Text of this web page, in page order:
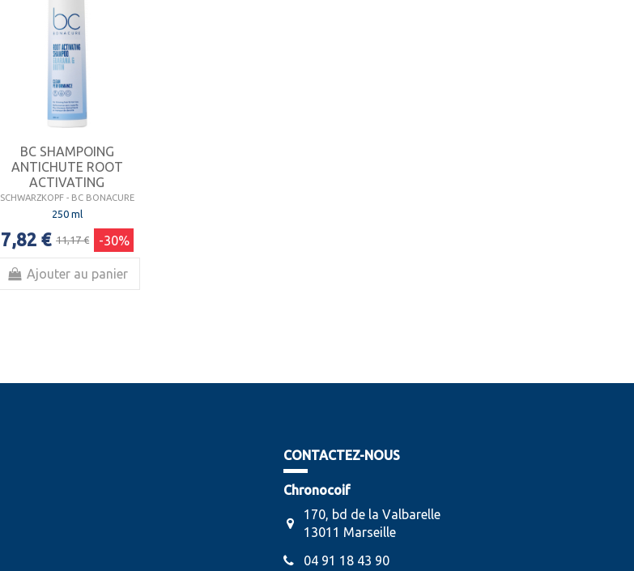
BC SHAMPOING
ANTICHUTE ROOT
ACTIVATING
SCHWARZKOPF - BC BONACURE
250 ml
7,82 € 11,17 € -30%
Ajouter au panier
CONTACTEZ-NOUS
Chronocoif
170, bd de la Valbarelle
13011 Marseille
04 91 18 43 90